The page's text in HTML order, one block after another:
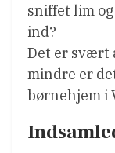
sniffet lim
ind?
Det er svært
mindre er
børnehjem i